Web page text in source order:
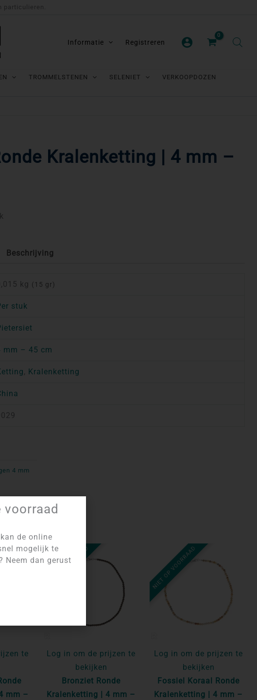
particulieren.
Informatie Registreren
TROMMELSTENEN SELENIET
VERKOOPDOZEN
Kralenketting | 4 mm –
Beschrijving
kg (15 gr)
stuk
mm – 45 cm
, Kralenketting
4 mm
te
mm –
NIET OP VOORRAAD
Log in om de prijzen te
bekijken
Bronziet Ronde
Kralenketting | 4 mm –
NIET OP VOORRAAD
Log in om de prijzen te
bekijken
Fossiel Koraal Ronde
Kralenketting | 4 mm –
de online
mogelijk te
Neem dan gerust